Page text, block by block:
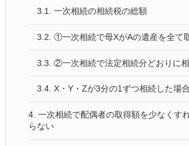
3.1. 一次相続の相続税の総額
3.2. ①一次相続で母XがAの遺産を全て
3.3. ②一次相続で法定相続分どおりに
3.4. X・Y・Zが3分の1ずつ相続した場合
4. 一次相続で配偶者の取得額を少なくす
らない